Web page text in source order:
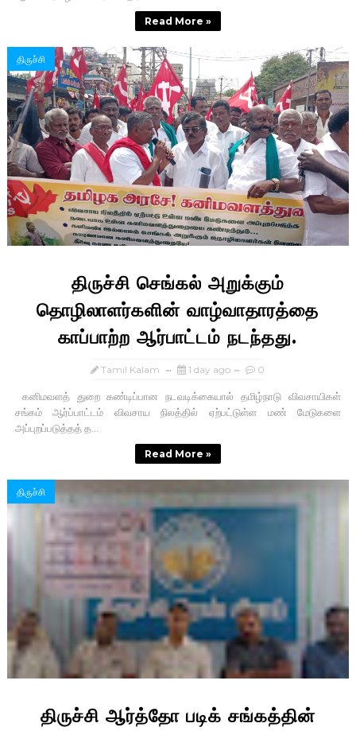
Read More »
திருச்சி
திருச்சி செங்கல் அறுக்கும்
தொழிலாளர்களின் வாழ்வாதாரத்தை
காப்பாற்ற ஆர்பாட்டம் நடந்தது.
Tamil Kalam 1 day ago 0
கனிமவளத் துறை கண்டிப்பான நடவடிக்கையால் தமிழ்நாடு விவசாயிகள்
சங்கம் ஆர்ப்பாட்டம் விவசாய நிலத்தில் ஏற்பட்டுள்ள மண் மேடுகளை
அப்புறப்படுத்தத் த...
Read More »
திருச்சி
திருச்சி ஆர்த்தோ படிக் சங்கத்தின்